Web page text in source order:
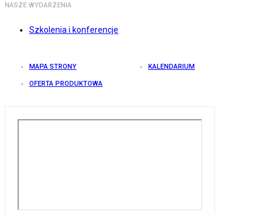
NASZE WYDARZENIA
Szkolenia i konferencje
MAPA STRONY KALENDARIUM
OFERTA PRODUKTOWA